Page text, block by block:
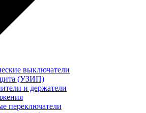
выключатели
(УЗИП)
и держатели
переключатели